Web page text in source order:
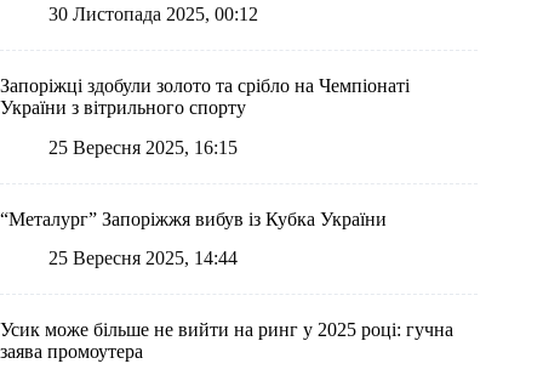
30 Листопада 2025, 00:12
Запоріжці здобули золото та срібло на Чемпіонаті
України з вітрильного спорту
25 Вересня 2025, 16:15
“Металург” Запоріжжя вибув із Кубка України
25 Вересня 2025, 14:44
Усик може більше не вийти на ринг у 2025 році: гучна
заява промоутера